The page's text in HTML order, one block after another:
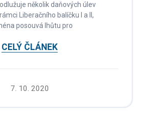
několik daňových úlev
Liberačního balíčku I a II,
posouvá lhůtu pro
CELÝ ČLÁNEK
7. 10. 2020